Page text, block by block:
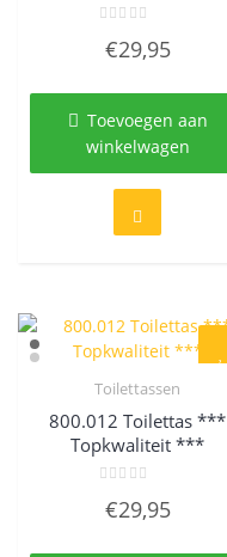
0€29,95
Toevoegen aan
winkelwagen
Quick View
Toilettassen
800.012 Toilettas ***
Topkwaliteit ***
0
uit
€29,95